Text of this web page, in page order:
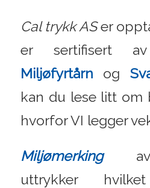
Cal trykk ASer
er sertifisert
Miljøfyrtårn og
kan du lese litt om
hvorfor VI legger
Miljømerkingav
uttrykker